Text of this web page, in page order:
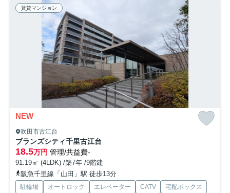
賃貸マンション
NEW
吹田市古江台
ブランズシティ千里古江台
18.5万円 管理/共益費-
91.19㎡ (4LDK) /築7年 /9階建
阪急千里線「山田」駅 徒歩13分
駐輪場 オートロック エレベーター CATV
宅配ボックス